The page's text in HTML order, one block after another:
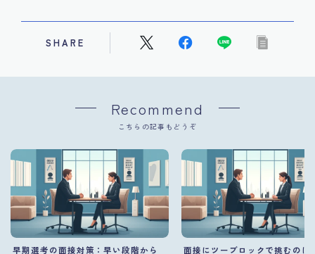
SHARE
Recommend
こちらの記事もどうぞ
早期選考の面接対策：早い段階から 面接にツーブロックで挑むのは